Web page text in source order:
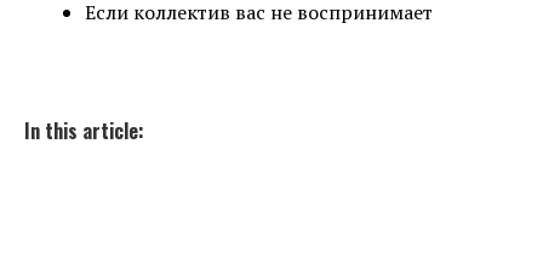
Если коллектив вас не воспринимает
In this article: